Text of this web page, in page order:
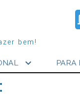
bem!
expand_more PARA